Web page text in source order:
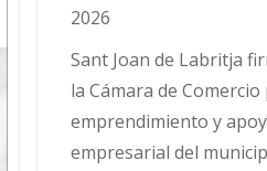
2026
Sant Joan de Labritja
la Cámara de
emprendimiento y
empresarial del